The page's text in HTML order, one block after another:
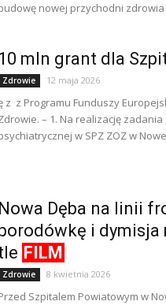
nowej przychodni zdrowia
10 mln grant dla
Zdrowie 12 maja 2026
z z Programu Funduszy
– 1. Na realizację
w SPZ ZOZ w
Nowa Dęba na linii
i
FILM
Zdrowie 8 kwietnia 2026
Szpitalem Powiatowym w